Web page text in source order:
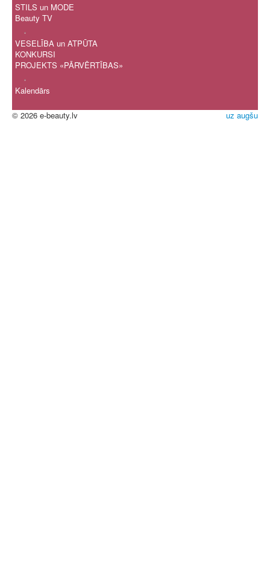
STILS un MODE
Beauty TV
.
VESELĪBA un ATPŪTA
KONKURSI
PROJEKTS «PĀRVĒRTĪBAS»
.
Kalendārs
uz augšu
© 2026 e-beauty.lv